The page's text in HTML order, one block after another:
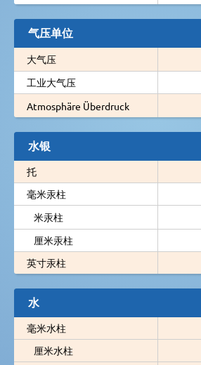
气压单位
大气压
工业大气压
Atmosphäre Überdruck
水银
托
毫米汞柱
米汞柱
厘米汞柱
英寸汞柱
水
毫米水柱
厘米水柱